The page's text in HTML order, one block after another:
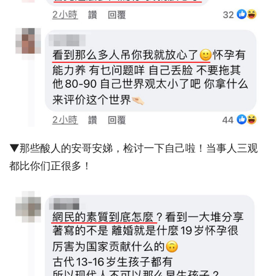
▼那些酸人的安哥安娣，检讨一下自己啦！当事人三观
都比你们正很多！